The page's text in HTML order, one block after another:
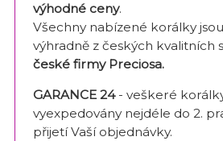
výhodné ceny.
Všechny nabízené korálky
výhradně z českých kvalitních
české firmy Preciosa.
GARANCE 24- veškeré
vyexpedovány nejdéle do 2.
přijetí Vaší objednávky.